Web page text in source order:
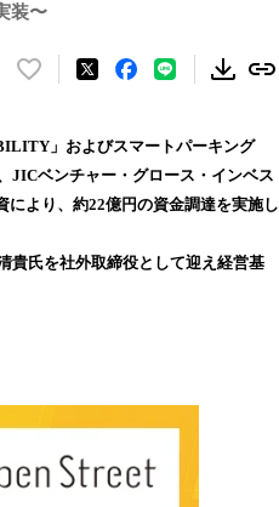
装〜
い
！
数
を
み
」およびスマートパーキング
JICベンチャー・グロース・インベス
により、約22億円の資金調達を実施し
貴氏を社外取締役として迎え経営基